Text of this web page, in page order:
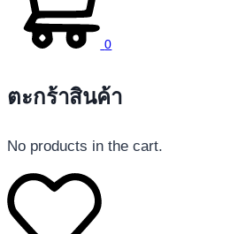
0
ตะกร้าสินค้า
No products in the cart.